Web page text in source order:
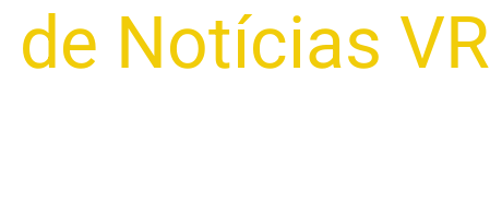
de Notícias VR